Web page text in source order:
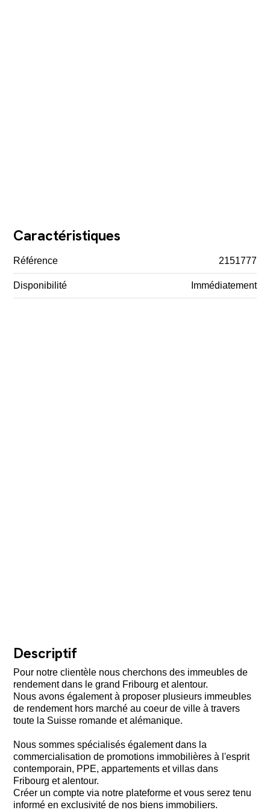
Caractéristiques
Référence 2151777
Disponibilité Immédiatement
Descriptif
Pour notre clientèle nous cherchons des immeubles de
rendement dans le grand Fribourg et alentour.
Nous avons également à proposer plusieurs immeubles
de rendement hors marché au coeur de ville à travers
toute la Suisse romande et alémanique.
Nous sommes spécialisés également dans la
commercialisation de promotions immobilières à l'esprit
contemporain, PPE, appartements et villas dans
Fribourg et alentour.
Créer un compte via notre plateforme et vous serez tenu
informé en exclusivité de nos biens immobiliers.